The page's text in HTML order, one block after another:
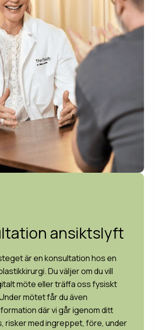
ansiktslyft
är en konsultation hos en
Du väljer om du vill
möte eller träffa oss fysiskt
mötet får du även
där vi går igenom ditt
risker med ingreppet, före, under